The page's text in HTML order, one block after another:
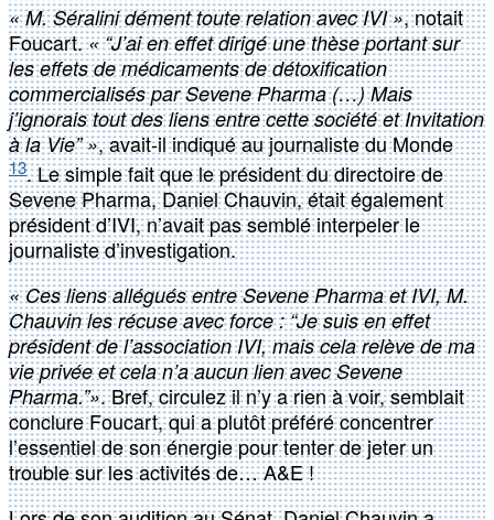
« M. Séralini dément toute relation avec IVI », notait
Foucart.« “J’ai en effet dirigé une thèse portant sur
les effets de médicaments de détoxification
commercialisés par Sevene Pharma (…) Mais
j’ignorais tout des liens entre cette société et Invitation
à la Vie” », avait-il indiqué au journaliste du Monde
13. Le simple fait que le président du directoire de
Sevene Pharma, Daniel Chauvin, était également
président d’IVI, n’avait pas semblé interpeler le
journaliste d’investigation.
« Ces liens allégués entre Sevene Pharma et IVI, M.
Chauvin les récuse avec force : “Je suis en effet
président de l’association IVI, mais cela relève de ma
vie privée et cela n’a aucun lien avec Sevene
Pharma.”». Bref, circulez il n’y a rien à voir, semblait
conclure Foucart, qui a plutôt préféré concentrer
l’essentiel de son énergie pour tenter de jeter un
trouble sur les activités de… A&E !